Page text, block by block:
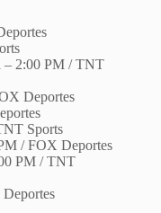
– 2:00 PM / TNT
Deportes
Sports
/ FOX Deportes
PM / TNT